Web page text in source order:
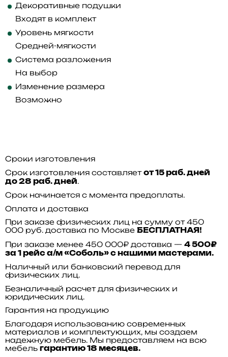
Декоративные подушки
Входят в комплект
Уровень мягкости
Средней-мягкости
Система разложения
На выбор
Изменение размера
Возможно
Сроки изготовления
Срок изготовления составляет от 15 раб. дней
до 28 раб. дней.
Срок начинается с момента предоплаты.
Оплата и доставка
При заказе физических лиц на сумму от 450
000 руб. доставка по Москве БЕСПЛАТНАЯ!
При заказе менее 450 000₽ доставка — 4 500₽
за 1 рейс а/м «Соболь» с нашими мастерами.
Наличный или банковский перевод для
физических лиц.
Безналичный расчет для физических и
юридических лиц.
Гарантия на продукцию
Благодаря использованию современных
материалов и комплектующих, мы создаем
надежную мебель. Мы предоставляем на всю
мебель гарантию 18 месяцев.